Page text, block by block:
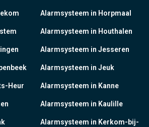
Heur
Alarmsysteem in Horpmaal
Alarmsysteem in Houthalen
Alarmsysteem in Jesseren
Alarmsysteem in Jeuk
Alarmsysteem in Kanne
Alarmsysteem in Kaulille
Alarmsysteem in Kerkom-bij-